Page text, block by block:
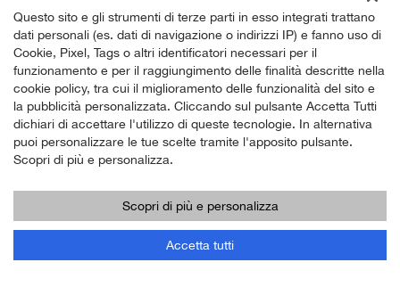
CITROEN
C3 Pochissimi km! 1.5 BlueHDi 100 S&S Feel
12.400 €
13.300 KM
Cambio Manuale
Questo sito e gli strumenti di terze parti in esso integrati trattano
dati personali (es. dati di navigazione o indirizzi IP) e fanno uso di
Cookie, Pixel, Tags o altri identificatori necessari per il
funzionamento e per il raggiungimento delle finalità descritte nella
cookie policy, tra cui il miglioramento delle funzionalità del sito e
la pubblicità personalizzata. Cliccando sul pulsante Accetta Tutti
dichiari di accettare l'utilizzo di queste tecnologie. In alternativa
puoi personalizzare le tue scelte tramite l'apposito pulsante.
Scopri di più e personalizza.
Scopri di più e personalizza
Accetta tutti